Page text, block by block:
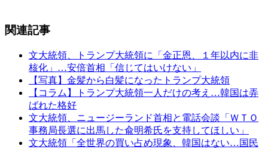
関連記事
文大統領、トランプ大統領に「金正恩、１年以内に非
核化」…安倍首相「信じてはいけない」
【写真】金髪から白髪になったトランプ大統領
【コラム】トランプ大統領一人だけの考え…韓国は弄
ばれた格好
文大統領、ニュージーランド首相と電話会談「ＷＴＯ
事務局長選に出馬した兪明希氏を支持してほしい」
文大統領「全世界の買い占め現象、韓国はない…国民